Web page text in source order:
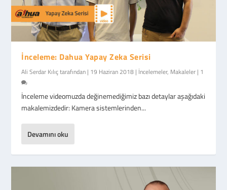
İnceleme: Dahua Yapay Zeka Serisi
Ali Serdar Kılıçtarafından | 19 Haziran 2018 | İncelemeler, Makaleler | 1
İnceleme videomuzda değinemediğimiz bazı detaylar aşağıdaki
makalemizdedir: Kamera sistemlerinden...
Devamını oku